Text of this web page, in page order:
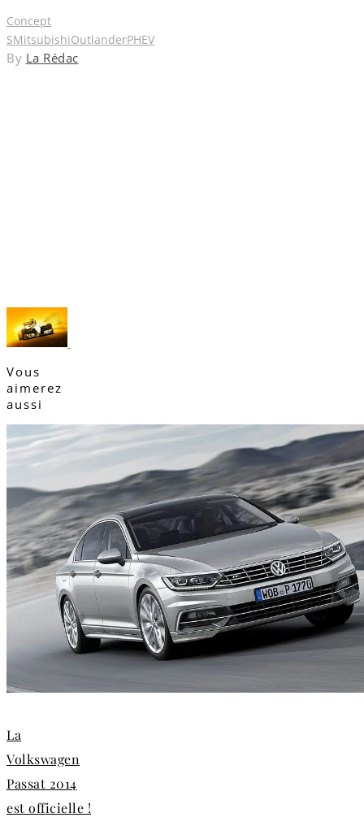
Concept
SMitsubishiOutlanderPHEV
By La Rédac
Vous
aimerez
aussi
La
Volkswagen
Passat 2014
est officielle !